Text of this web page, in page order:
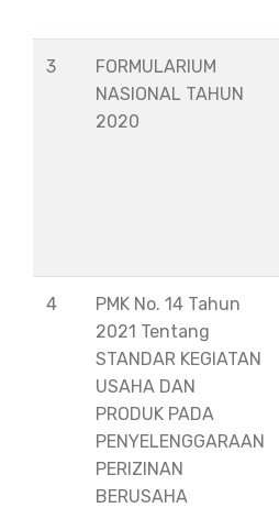
3
FORMULARIUM
NASIONAL TAHUN
2020
4
PMK No. 14 Tahun
2021 Tentang
STANDAR KEGIATAN
USAHA DAN
PRODUK PADA
PENYELENGGARAAN
PERIZINAN
BERUSAHA